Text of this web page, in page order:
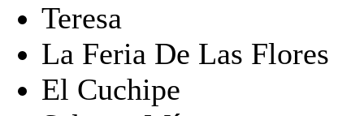
Teresa
La Feria De Las Flores
El Cuchipe